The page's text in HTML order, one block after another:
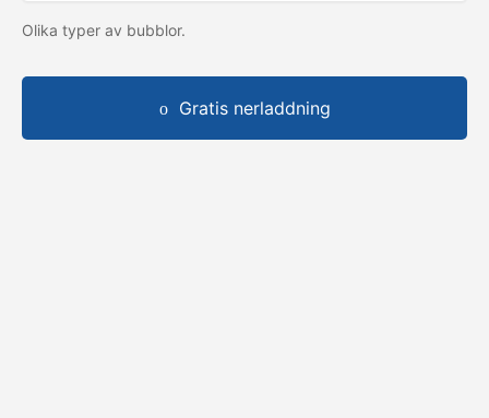
Olika typer av bubblor.
Gratis nerladdning